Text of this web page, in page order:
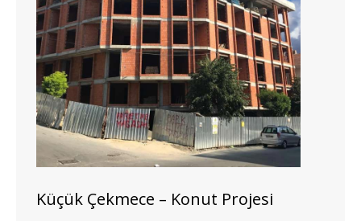
Küçük Çekmece – Konut Projesi